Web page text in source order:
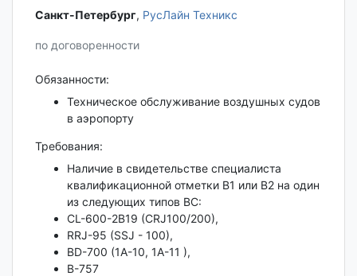
Санкт-Петербург‎, РусЛайн Техникс
по договоренности
Обязанности:
Техническое обслуживание воздушных судов
в аэропорту
Требования:
Наличие в свидетельстве специалиста
квалификационной отметки В1 или В2 на один
из следующих типов ВС:
CL-600-2B19 (CRJ100/200),
RRJ-95 (SSJ - 100),
BD-700 (1A-10, 1A-11 ),
В-757